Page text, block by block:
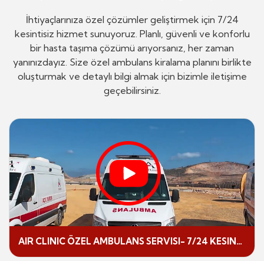
İhtiyaçlarınıza özel çözümler geliştirmek için 7/24
kesintisiz hizmet sunuyoruz. Planlı, güvenli ve konforlu
bir hasta taşıma çözümü arıyorsanız, her zaman
yanınızdayız. Size özel ambulans kiralama planını birlikte
oluşturmak ve detaylı bilgi almak için bizimle iletişime
geçebilirsiniz.
AIR CLINIC ÖZEL AMBULANS SERVISI- 7/24 KESINTISIZ HIZMET